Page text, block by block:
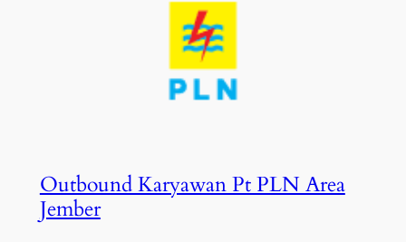
Outbound Karyawan Pt PLN Area
Jember